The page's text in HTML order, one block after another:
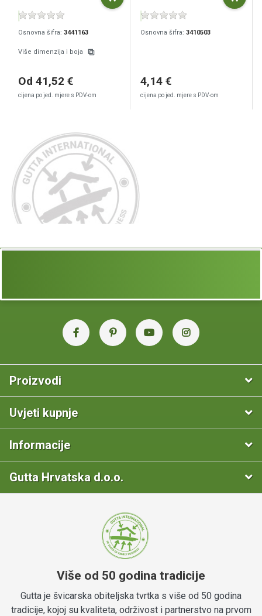
Osnovna šifra: 3441163
Više dimenzija i boja
Od 41,52 €
cijena po jed. mjere s PDV-om
Osnovna šifra: 3410503
4,14 €
cijena po jed. mjere s PDV-om
Proizvodi
Uvjeti kupnje
Informacije
Gutta Hrvatska d.o.o.
Više od 50 godina tradicije
Gutta je švicarska obiteljska tvrtka s više od 50 godina
tradicije, kojoj su kvaliteta, održivost i partnerstvo na prvom